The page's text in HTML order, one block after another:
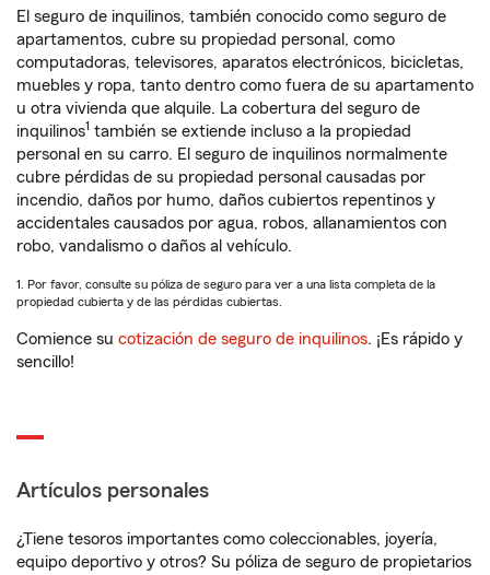
El seguro de inquilinos, también conocido como seguro de
apartamentos, cubre su propiedad personal, como
computadoras, televisores, aparatos electrónicos, bicicletas,
muebles y ropa, tanto dentro como fuera de su apartamento
u otra vivienda que alquile. La cobertura del seguro de
inquilinos1 también se extiende incluso a la propiedad
personal en su carro. El seguro de inquilinos normalmente
cubre pérdidas de su propiedad personal causadas por
incendio, daños por humo, daños cubiertos repentinos y
accidentales causados por agua, robos, allanamientos con
robo, vandalismo o daños al vehículo.
1. Por favor, consulte su póliza de seguro para ver a una lista completa de la
propiedad cubierta y de las pérdidas cubiertas.
Comience su cotización de seguro de inquilinos. ¡Es rápido y
sencillo!
Artículos personales
¿Tiene tesoros importantes como coleccionables, joyería,
equipo deportivo y otros? Su póliza de seguro de propietarios